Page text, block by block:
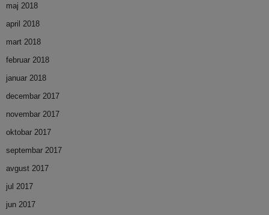
maj 2018
april 2018
mart 2018
februar 2018
januar 2018
decembar 2017
novembar 2017
oktobar 2017
septembar 2017
avgust 2017
jul 2017
jun 2017